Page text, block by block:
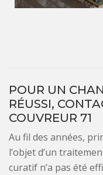
POUR UN
RÉUSSI,
COUVREUR 71
Au fil des années,
l’objet d’un
curatif n’a pas été